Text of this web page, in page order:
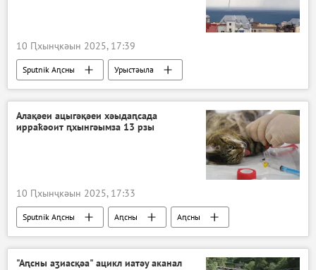
10 Ԥхынҷкәын 2025, 17:39
Sputnik Аԥсны
Урыстәыла
Ажәабжьқәа
Алақәеи ацыгәқәеи хәыдаԥсада
ирраҟәоит ԥхынгәымза 13 рзы
10 Ԥхынҷкәын 2025, 17:33
Sputnik Аԥсны Аԥсны
Аԥсны
Ажәабжьқәа
"Аԥсны аӡиасқәа" ацикл иатәу аканал